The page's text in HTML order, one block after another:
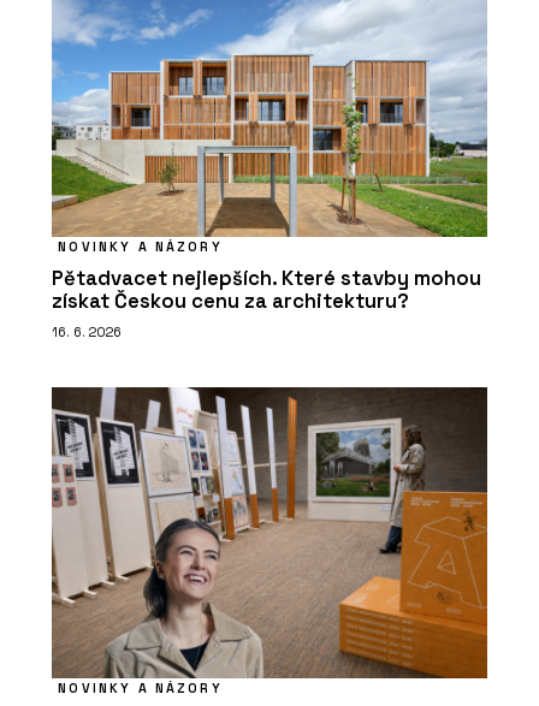
NOVINKY A NÁZORY
Pětadvacet nejlepších. Které stavby mohou
získat Českou cenu za architekturu?
16. 6. 2026
NOVINKY A NÁZORY